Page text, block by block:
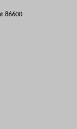
86600